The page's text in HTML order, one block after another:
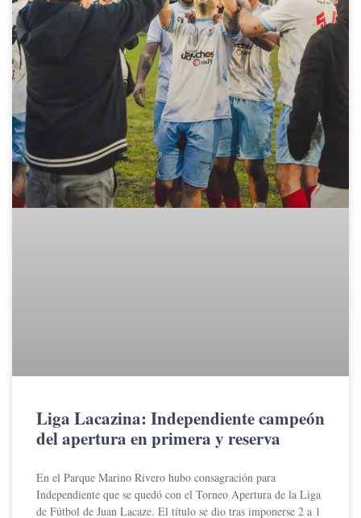
Liga Lacazina: Independiente campeón
del apertura en primera y reserva
En el Parque Marino Rivero hubo consagración para
Independiente que se quedó con el Torneo Apertura de la Liga
de Fútbol de Juan Lacaze. El título se dio tras imponerse 2 a 1